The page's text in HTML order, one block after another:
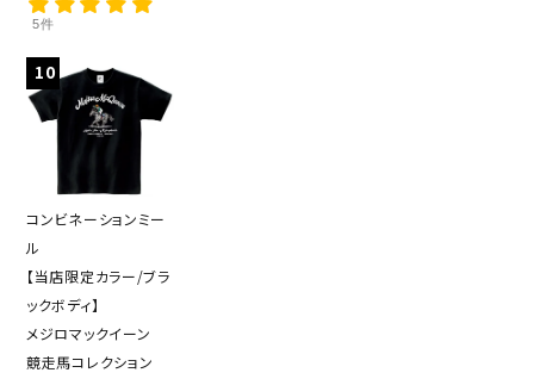
5件
10
コンビネーションミー
ル
【当店限定カラー/ブラ
ックボディ】
メジロマックイーン
競走馬コレクション